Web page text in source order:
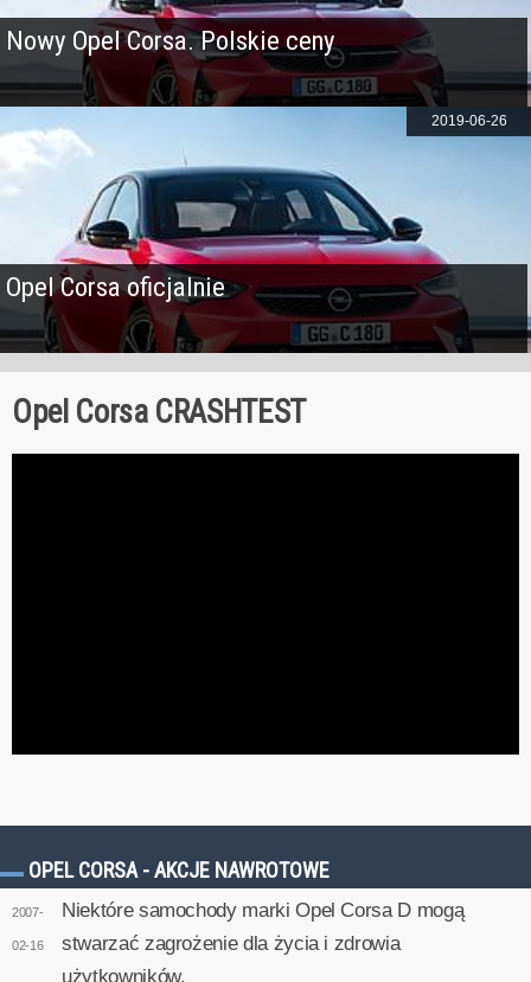
Nowy Opel Corsa. Polskie ceny
Opel Corsa oficjalnie
2019-06-26
Opel Corsa CRASHTEST
OPEL CORSA - AKCJE NAWROTOWE
2007-
02-16
Niektóre samochody marki Opel Corsa D mogą
stwarzać zagrożenie dla życia i zdrowia
użytkowników.